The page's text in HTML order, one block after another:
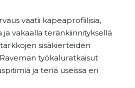
vaatii kapeaprofiilisia,
vakaalla teränkiinnityksellä
sisäkierteiden
työkaluratkaisut
ja teriä useissa eri